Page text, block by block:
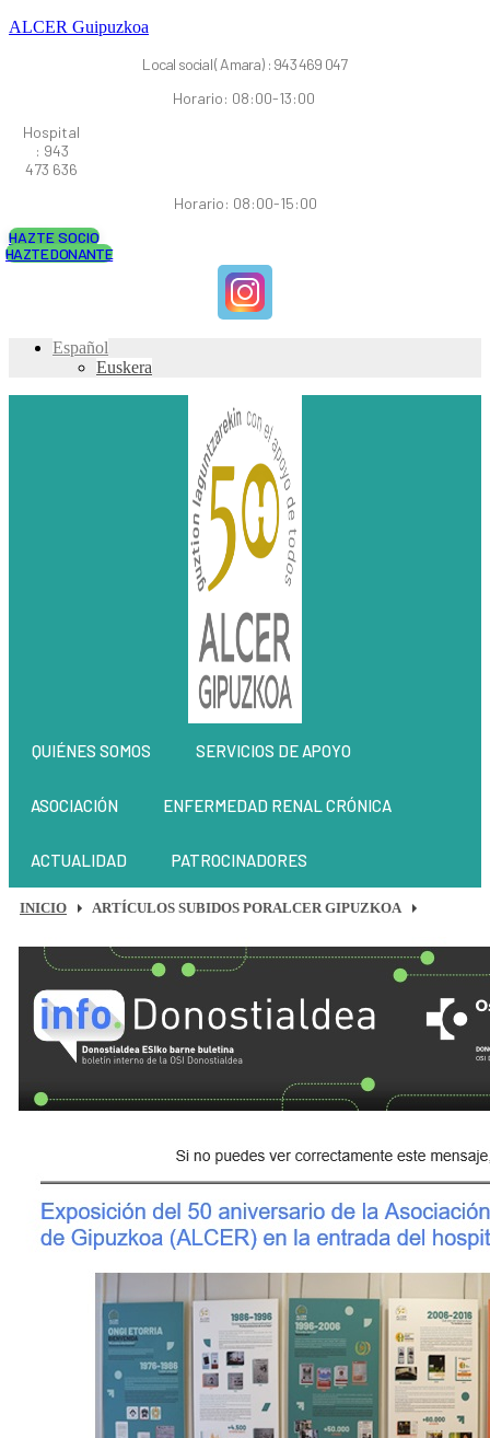
ALCER Guipuzkoa
Local social ( Amara) : 943 469 047
Horario: 08:00-13:00
Hospital
: 943
473 636
Horario: 08:00-15:00
HAZTE SOCIO
HAZTE DONANTE
Español
Euskera
QUIÉNES SOMOS SERVICIOS DE APOYO
ASOCIACIÓN ENFERMEDAD RENAL CRÓNICA
ACTUALIDAD PATROCINADORES
INICIO ARTÍCULOS SUBIDOS PORALCER GIPUZKOA